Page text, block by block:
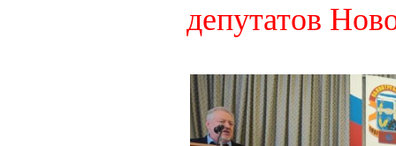
депутатов